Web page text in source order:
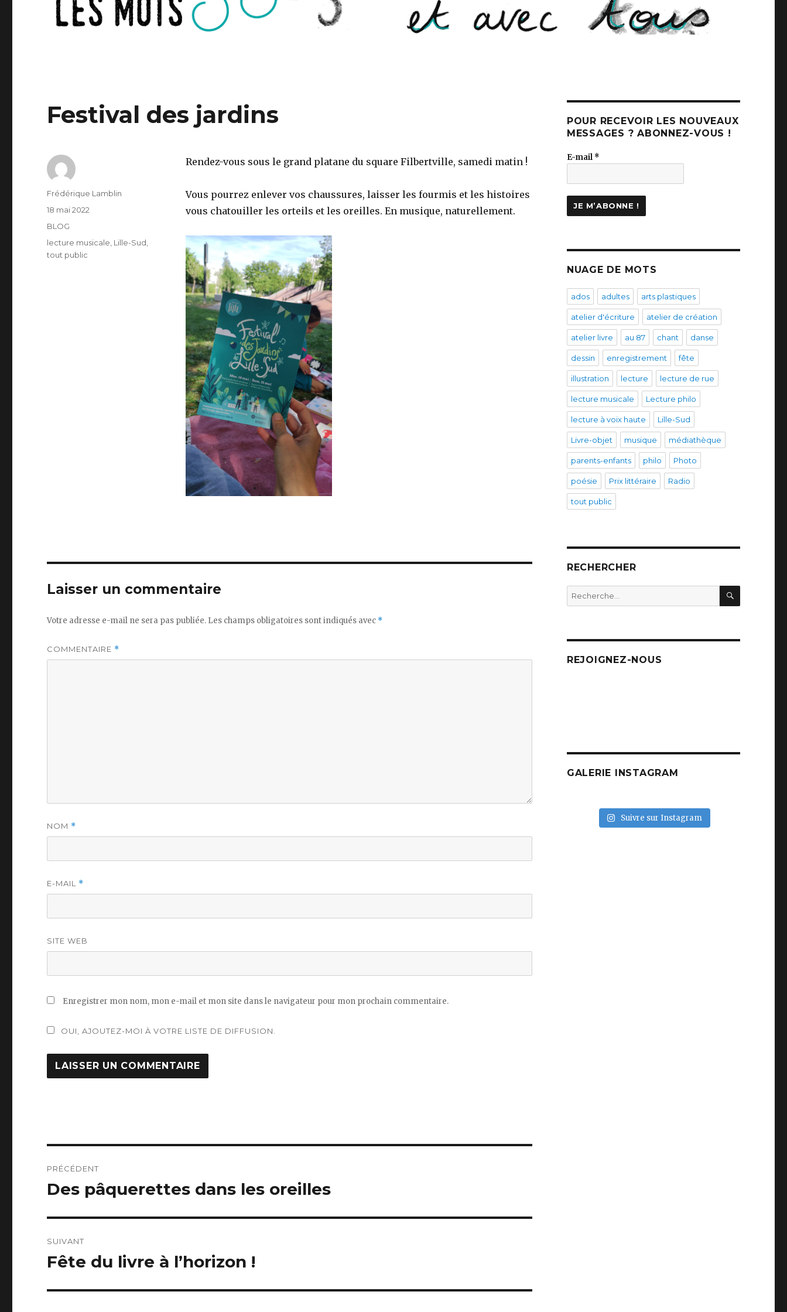
Festival des jardins
Rendez-vous sous le grand platane du square Filbertville, samedi matin !
Vous pourrez enlever vos chaussures, laisser les fourmis et les histoires
vous chatouiller les orteils et les oreilles. En musique, naturellement.
Auteur
Frédérique Lamblin
Publié
18 mai 2022
Catégories
BLOG
Étiquettes
lecture musicale Lille-Sud
tout public
Laisser un commentaire
Votre adresse e-mail ne sera pas publiée. Les champs obligatoires sont indiqués avec *
COMMENTAIRE *
NOM *
E-MAIL *
SITE WEB
Enregistrer mon nom, mon e-mail et mon site dans le navigateur pour mon prochain commentaire.
OUI, AJOUTEZ-MOI À VOTRE LISTE DE DIFFUSION.
de
PRÉCÉDENT
Article
Des pâquerettes dans les oreilles
SUIVANT
Article
Fête du livre à l’horizon !
POUR RECEVOIR LES NOUVEAUX
MESSAGES ? ABONNEZ-VOUS !
E-mail *
NUAGE DE MOTS
ados adultes arts plastiques
atelier d'écriture atelier de création
atelier livre au 87 chant danse
dessin enregistrement fête
illustration lecture lecture de rue
lecture musicale Lecture philo
lecture à voix haute Lille-Sud
Livre-objet musique médiathèque
parents-enfants philo Photo
poésie Prix littéraire Radio
tout public
RECHERCHER
Recherche
pour
REJOIGNEZ-NOUS
GALERIE INSTAGRAM
Suivre sur Instagram